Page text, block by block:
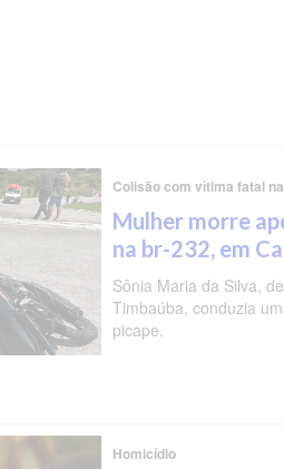
Colisão com vítima fatal
Mulher morre
na br-232, em
Sônia Maria da Silva,
Timbaúba, conduzia
picape.
Homicídio